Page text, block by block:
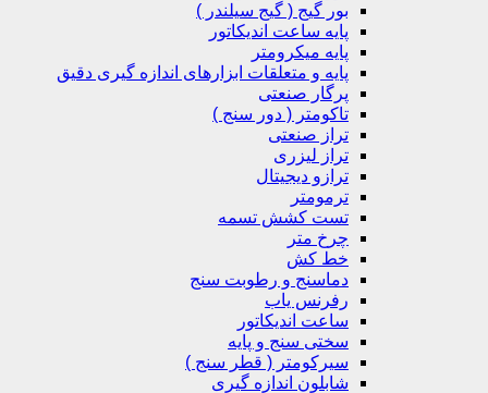
بور گیج ( گیج سیلندر )
پایه ساعت اندیکاتور
پایه میکرومتر
پایه و متعلقات ابزارهای اندازه گیری دقیق
پرگار صنعتی
تاکومتر ( دور سنج )
تراز صنعتی
تراز لیزری
ترازو دیجیتال
تست کشش تسمه
خط کش
دماسنج و رطوبت سنج
رفرنس یاب
ساعت اندیکاتور
سختی سنج و پایه
سیرکومتر ( قطر سنج )
شابلون اندازه گیری